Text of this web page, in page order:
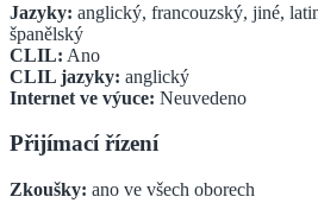
Jazyky: anglický, francouzský, jiné,
španělský
CLIL: Ano
CLIL jazyky: anglický
Internet ve výuce: Neuvedeno
Přijímací řízení
Zkoušky: ano ve všech oborech